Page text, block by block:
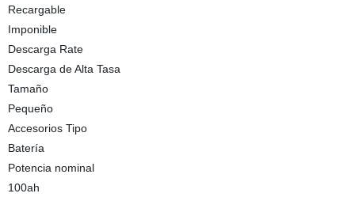
Recargable
Imponible
Descarga Rate
Descarga de Alta Tasa
Tamaño
Pequeño
Accesorios Tipo
Batería
Potencia nominal
100ah